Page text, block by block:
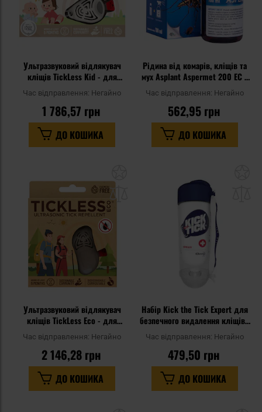
Ультразвуковий відлякувач
кліщів TickLess Kid - для
дітей - Beige
Час відправлення: Негайно
1 786,57 грн
ДО КОШИКА
Рідина від комарів, кліщів та
мух Asplant Aspermet 200 EC з
перметрином 100 мл
Час відправлення: Негайно
562,95 грн
ДО КОШИКА
уподобань
Ультразвуковий відлякувач
кліщів TickLess Eco - для
Час відправлення: Негайно
2 146,28 грн
ДО КОШИКА
Набір Kick the Tick Expert для
безпечного видалення кліщів -
Час відправлення: Негайно
479,50 грн
ДО КОШИКА